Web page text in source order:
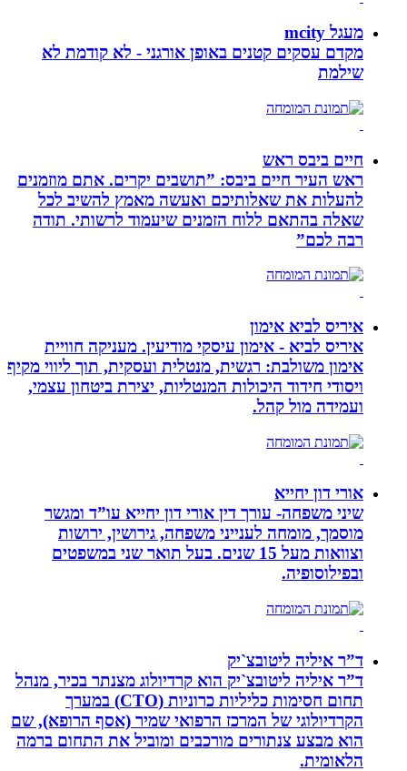
מעגל mcity
מקדם עסקים קטנים באופן אורגני - לא קודמת לא
שילמת
חיים ביבס ראש
ראש העיר חיים ביבס: ”תושבים יקרים. אתם מוזמנים
להעלות את שאלותיכם ואעשה מאמץ להשיב לכל
שאלה בהתאם ללוח הזמנים שיעמוד לרשותי. תודה
רבה לכם”
איריס לביא אימון
איריס לביא - אימון עיסקי מודיעין. מעניקה חוויית
אימון משולבת: רגשית, מנטלית ועסקית, תוך ליווי מקיף
ויסודי חידוד היכולות המנטליות, יצירת ביטחון עצמי,
ועמידה מול קהל.
אורי דון יחייא
שיני משפחה- עורך דין אורי דון יחייא עו”ד ומגשר
מוסמך, מומחה לענייני משפחה, גירושין, ירושות
וצוואות מעל 15 שנים. בעל תואר שני במשפטים
ובפילוסופיה.
ד”ר איליה ליטובצ`יק
ד”ר איליה ליטובצ`יק הוא קרדיולוג מצנתר בכיר, מנהל
תחום חסימות כליליות כרוניות (CTO) במערך
הקרדיולוגי של המרכז הרפואי שמיר (אסף הרופא), שם
הוא מבצע צנתורים מורכבים ומוביל את התחום ברמה
הלאומית.